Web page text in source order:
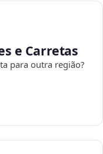
e Carretas
para outra região?